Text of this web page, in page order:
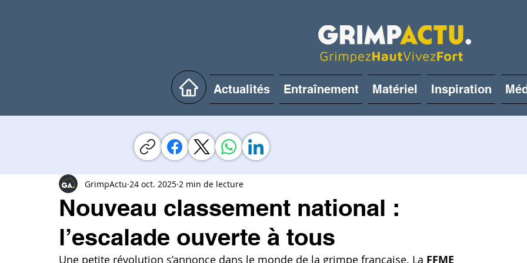
Actualités Entraînement Matériel Inspiration
Nouveau classement national :
l’escalade ouverte à tous
GrimpActu 24 oct. 2025 2 min de lecture
Une petite révolution s’annonce dans le monde de la grimpe française. La FFME